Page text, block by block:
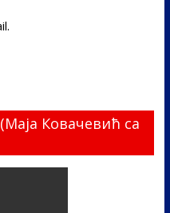
Ковачевић са